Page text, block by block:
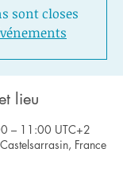
sont closes
lieu
– 11:00 UTC+2
France